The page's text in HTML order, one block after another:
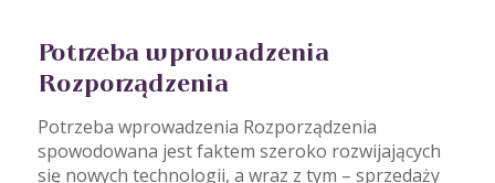
Potrzeba wprowadzenia
Rozporządzenia
Potrzeba wprowadzenia Rozporządzenia
spowodowana jest faktem szeroko rozwijających
się nowych technologii, a wraz z tym – sprzedaży